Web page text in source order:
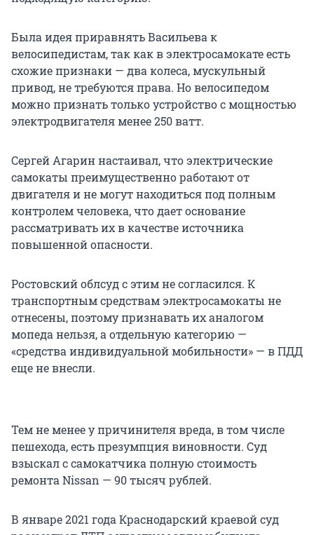
Была идея приравнять Васильева к
велосипедистам, так как в электросамокате есть
схожие признаки — два колеса, мускульный
привод, не требуются права. Но велосипедом
можно признать только устройство с мощностью
электродвигателя менее 250 ватт.
Сергей Агарин настаивал, что электрические
самокаты преимущественно работают от
двигателя и не могут находиться под полным
контролем человека, что дает основание
рассматривать их в качестве источника
повышенной опасности.
Ростовский облсуд с этим не согласился. К
транспортным средствам электросамокаты не
отнесены, поэтому признавать их аналогом
мопеда нельзя, а отдельную категорию —
«средства индивидуальной мобильности» — в ПДД
еще не внесли.
Тем не менее у причинителя вреда, в том числе
пешехода, есть презумпция виновности. Суд
взыскал с самокатчика полную стоимость
ремонта Nissan — 90 тысяч рублей.
В январе 2021 года Краснодарский краевой суд